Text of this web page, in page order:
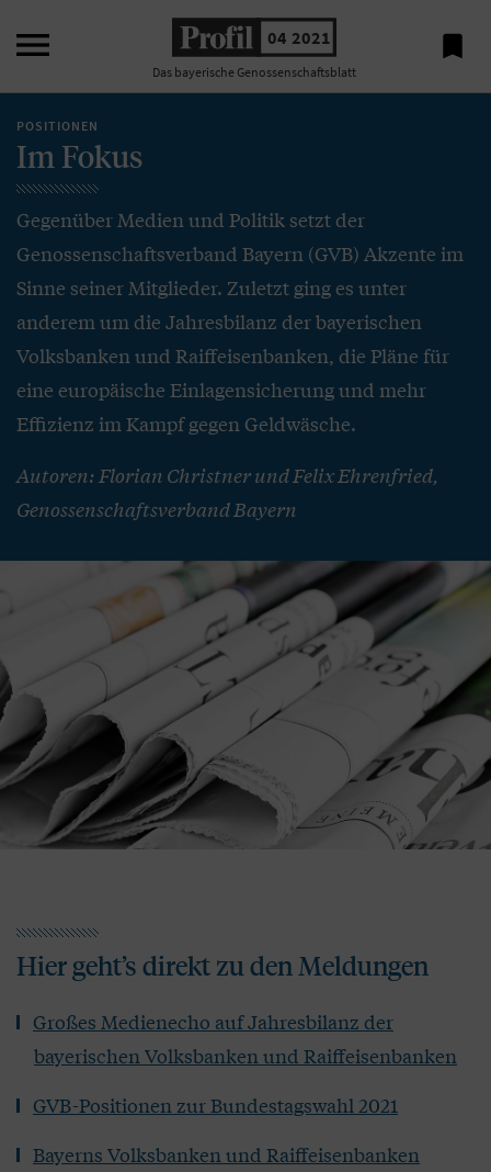
 04 2021
Das bayerische Genossenschaftsblatt

POSITIONEN
Im Fokus
Gegenüber Medien und Politik setzt der
Genossenschaftsverband Bayern (GVB) Akzente im
Sinne seiner Mitglieder. Zuletzt ging es unter
anderem um die Jahresbilanz der bayerischen
Volksbanken und Raiffeisenbanken, die Pläne für
eine europäische Einlagensicherung und mehr
Effizienz im Kampf gegen Geldwäsche.
Autoren: Florian Christner und Felix Ehrenfried,
Genossenschaftsverband Bayern
Hier geht’s direkt zu den Meldungen
Großes Medienecho auf Jahresbilanz der
bayerischen Volksbanken und Raiffeisenbanken
GVB-Positionen zur Bundestagswahl 2021
Bayerns Volksbanken und Raiffeisenbanken